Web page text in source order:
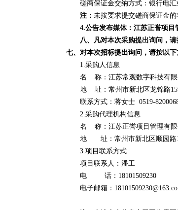
磋商保证金交纳方式：银行电汇
注： 未按要求提交磋商保证金
4.公告发布媒体：江苏正誉项
八、凡对本次采购提出询问，请
七、对本次招标提出询问，请按以下
1.采购人信息
名
称：江苏常观数字科技有限
地
址： 常州市新北区龙锦路
联系方式： 蒋女士 0519-
2.采购代理机构信息
名
称：江苏正誉项目管理有限
地 址： 常州市新北区顺园路
3.项目联系方式
项目联系人：潘工
电
话： 18101509230
电子邮箱：